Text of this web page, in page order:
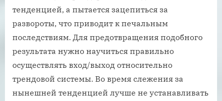
тенденцией, а пытается зацепиться за
развороты, что приводит к печальным
последствиям. Для предотвращения подобного
результата нужно научиться правильно
осуществлять вход/выход относительно
трендовой системы. Во время слежения за
нынешней тенденцией лучше не устанавливать